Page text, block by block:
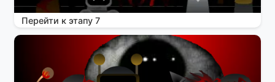
Перейти к этапу 7